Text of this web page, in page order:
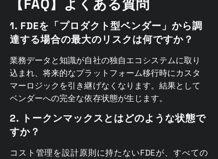
【FAQ】よくある質問
1. FDEを「プロダクト型ベンダー」から調
達する場合の最大のリスクは何ですか？
業務データと知識が自社の独自エコシステムに取り
込まれ、将来的なプラットフォーム移行時にカスタ
マーロジックを引き継げなくなります。結果として
ベンダーへの完全な依存状態が生じます。
2. トークンマックスとはどのような状態で
すか？
コスト管理を設計原則に持たないFDEが、すべての